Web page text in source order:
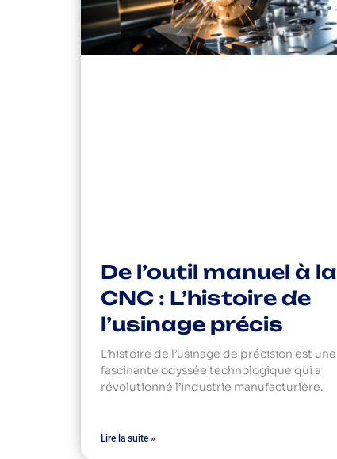
De l’outil manuel à la
CNC : L’histoire de
l’usinage précis
L’histoire de l’usinage de précision est une
fascinante odyssée technologique qui a
révolutionné l’industrie manufacturière.
Lire la suite »